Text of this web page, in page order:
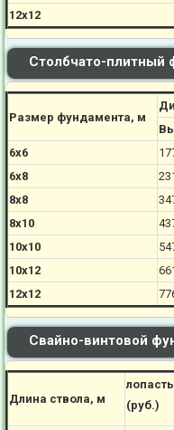
12х12
Столбчато-плитный
Размер фундамента, м
6х6
6х8
8х8
8х10
10х10
10х12
12х12
Свайно-винтовой
Длина ствола, м
(руб.)